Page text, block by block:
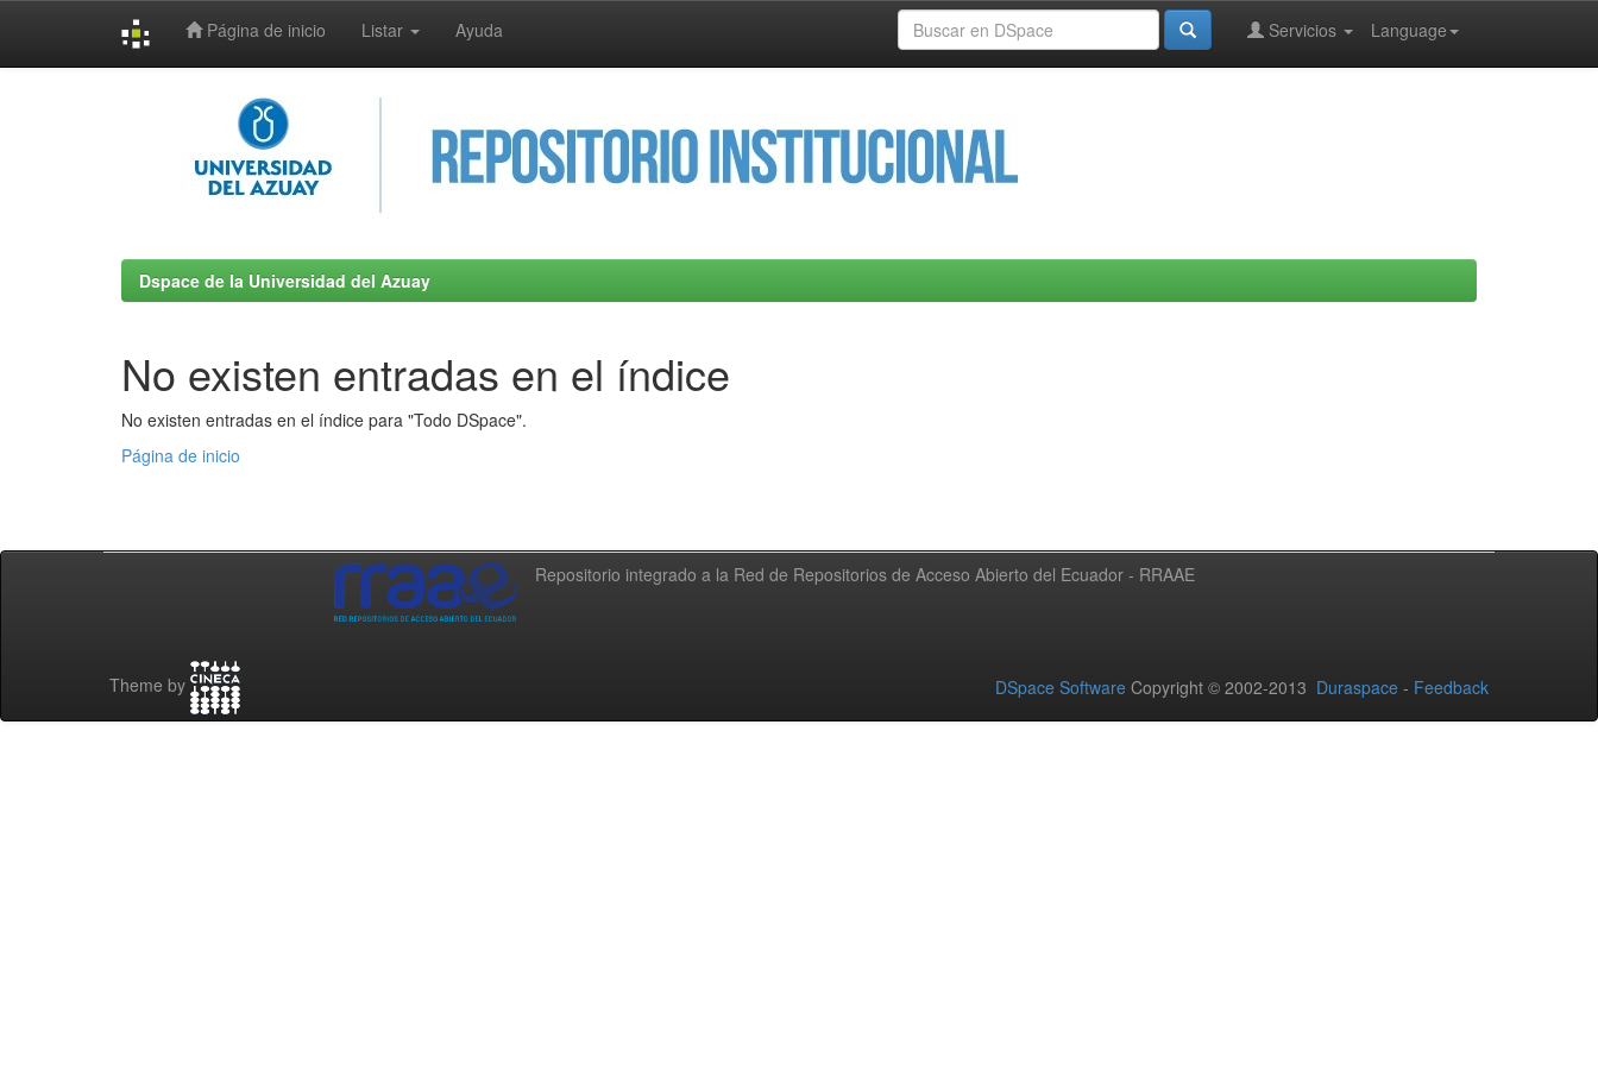
Página de inicio Listar Ayuda Language
Servicios
Dspace de la Universidad del Azuay
No existen entradas en el índice
No existen entradas en el índice para "Todo DSpace".
Página de inicio
Repositorio integrado a la Red de Repositorios de Acceso Abierto del Ecuador - RRAAE
Theme by DSpace Software Copyright © 2002-2013 Duraspace - Feedback